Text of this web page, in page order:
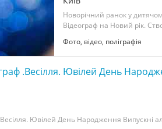
Новорічний ранок у
Відеограф на Новий рік.
Фото, відео, поліграфія
.Весілля. Ювілей День
Ювілей День Народження Випускні